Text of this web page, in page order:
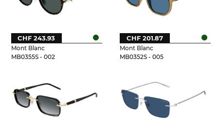
Mont Blanc
MB0355S - 002
CHF 243.93
Mont Blanc
MB0352S - 005
CHF 201.87